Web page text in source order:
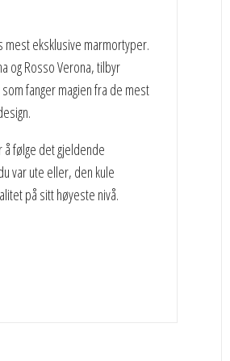
eksklusive marmortyper.
og Rosso Verona, tilbyr
fanger magien fra de mest
å følge det gjeldende
var ute eller, den kule
på sitt høyeste nivå.